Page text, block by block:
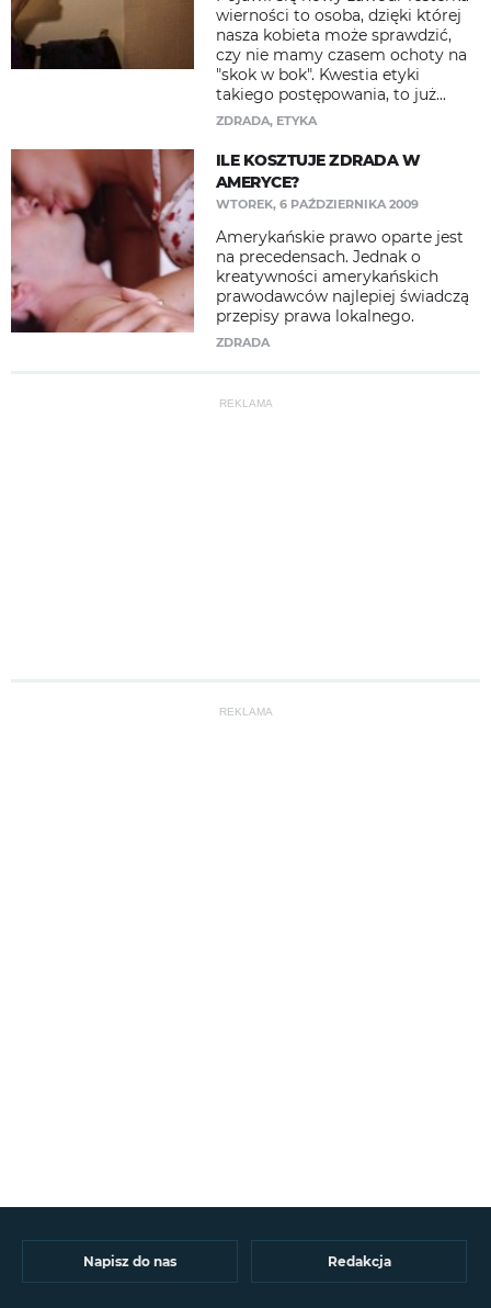
wierności to osoba, dzięki której
nasza kobieta może sprawdzić,
czy nie mamy czasem ochoty na
"skok w bok". Kwestia etyki
takiego postępowania, to już...
ZDRADA, ETYKA
ILE KOSZTUJE ZDRADA W
AMERYCE?
WTOREK, 6 PAŹDZIERNIKA 2009
Amerykańskie prawo oparte jest
na precedensach. Jednak o
kreatywności amerykańskich
prawodawców najlepiej świadczą
przepisy prawa lokalnego.
ZDRADA
REKLAMA
REKLAMA
Napisz do nas Redakcja